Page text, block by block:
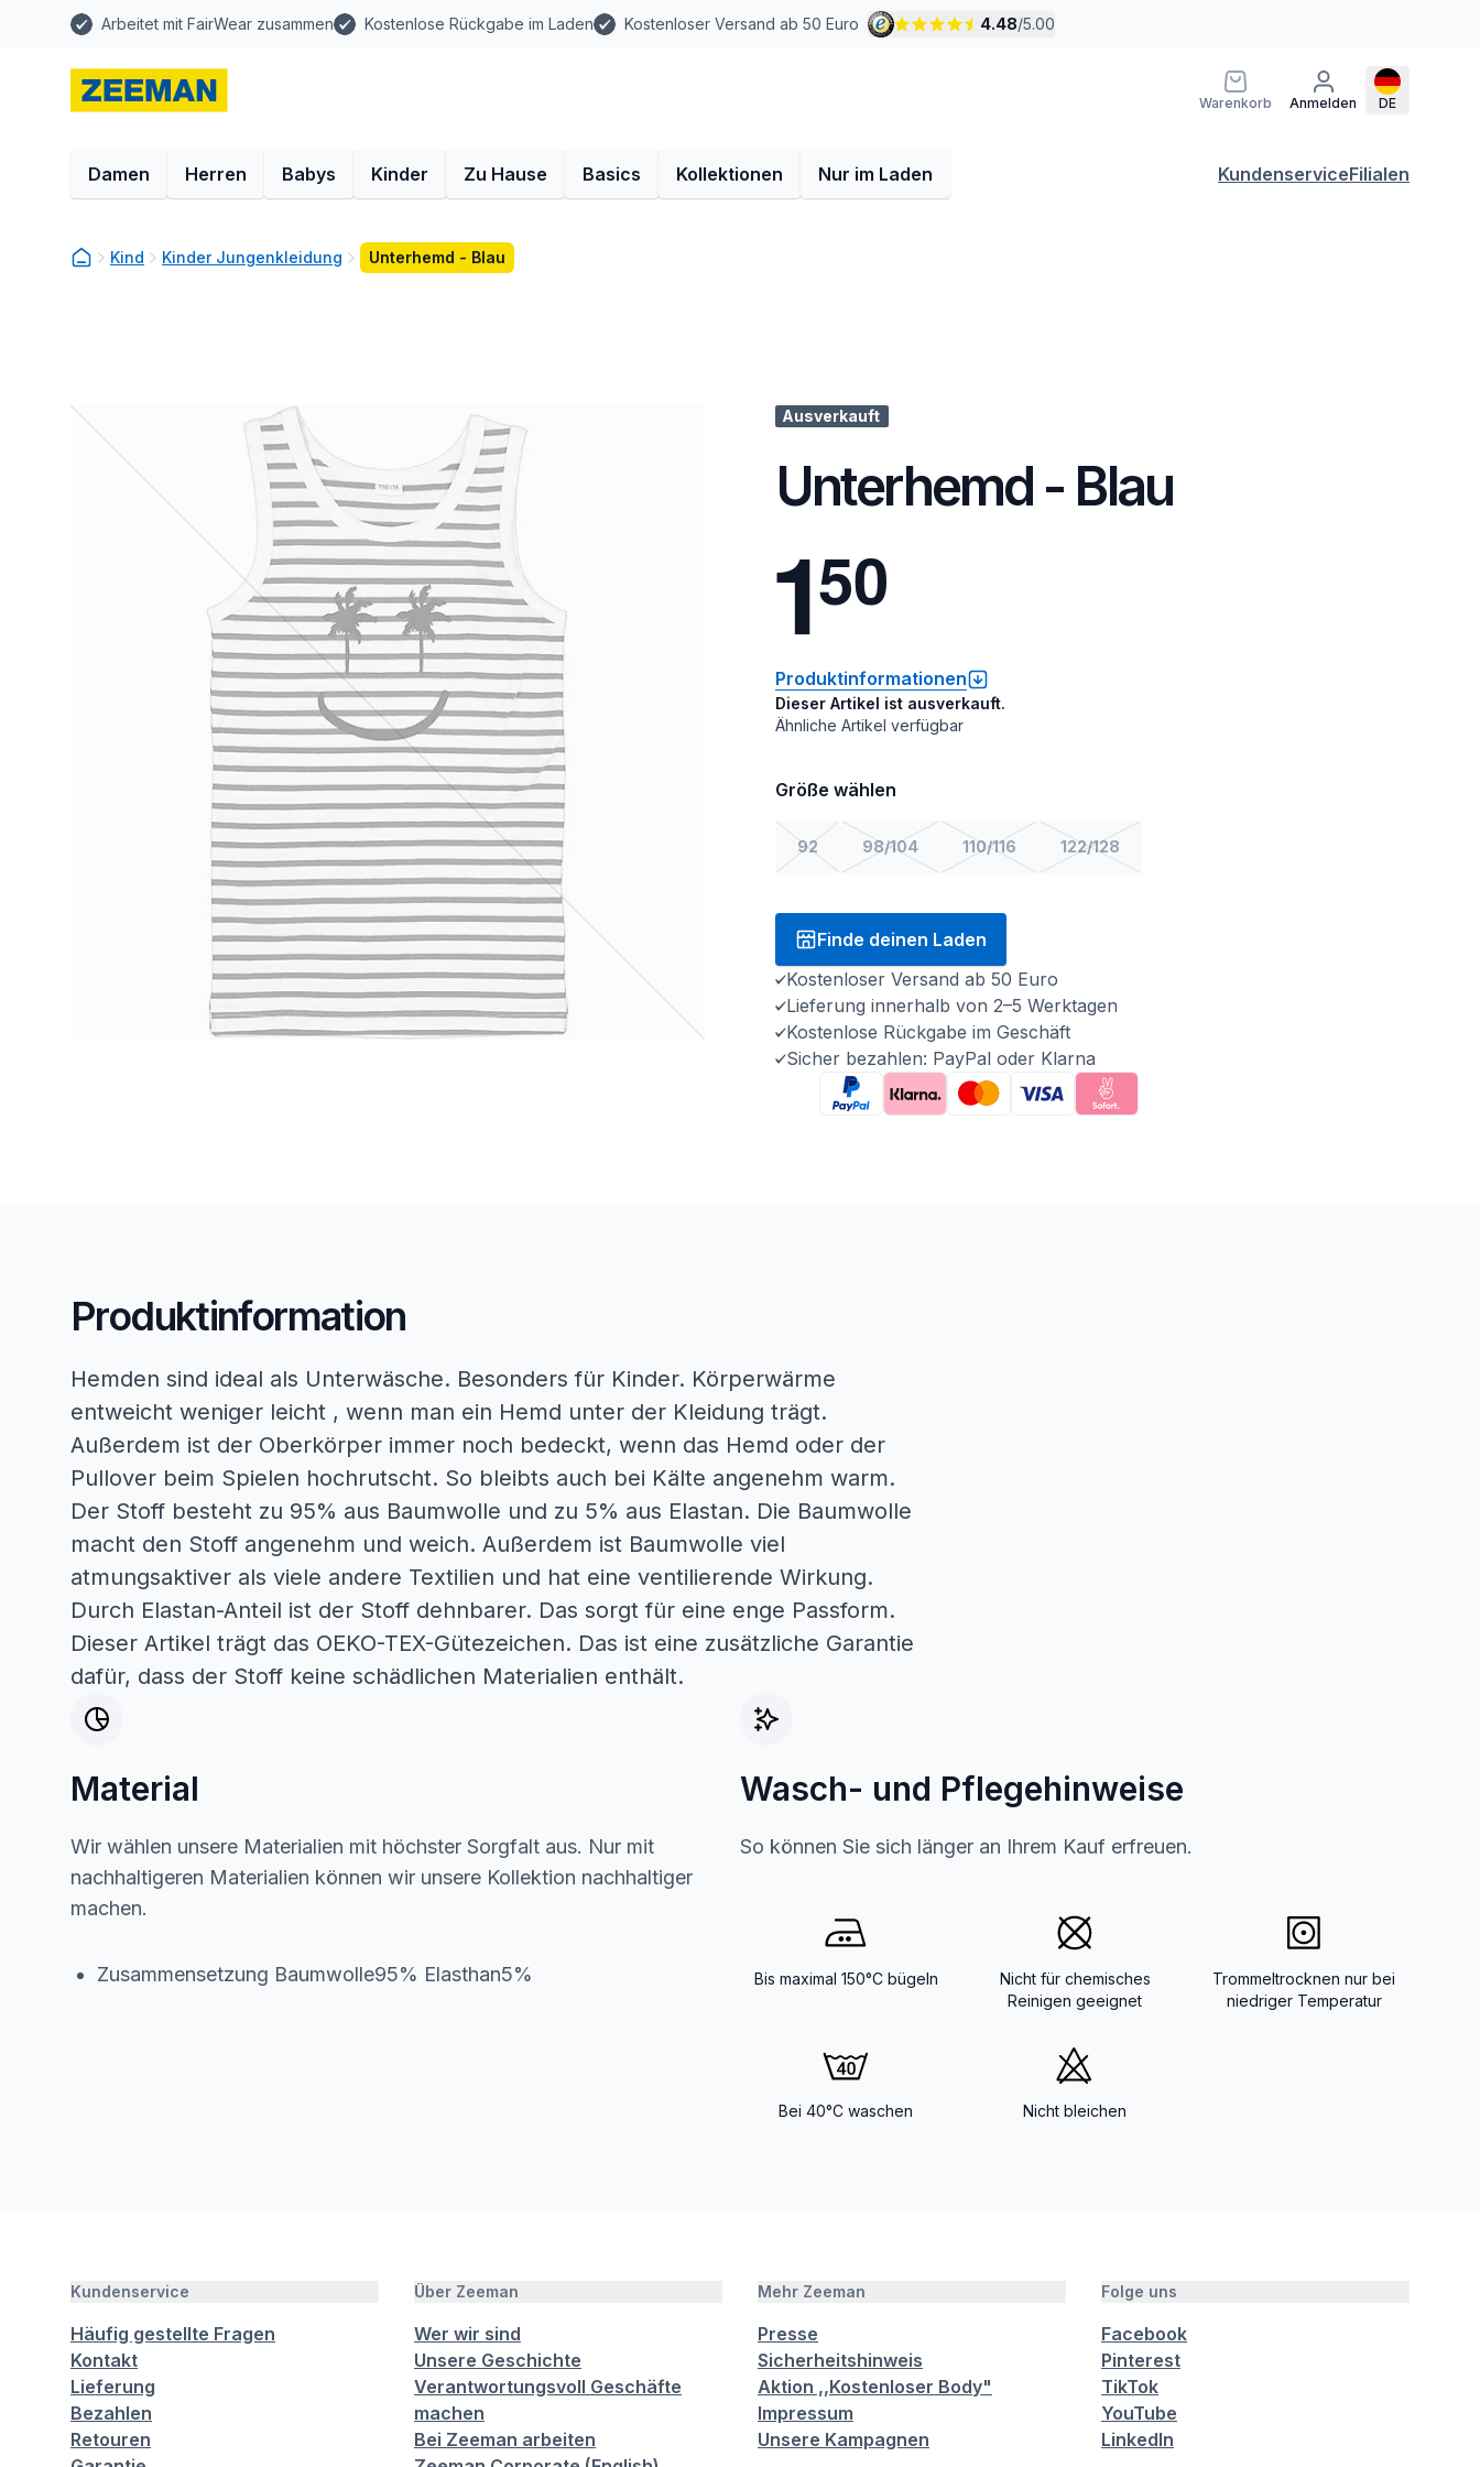
Arbeitet mit FairWear zusammen Kostenlose Rückgabe im Laden Kostenloser Versand ab 50 Euro 4.48/5.00
Warenkorb Anmelden DE
Damen Herren Babys Kinder Zu Hause Basics Kollektionen Nur im Laden KundenserviceFilialen
Kind Kinder Jungenkleidung Unterhemd - Blau
Ausverkauft
Unterhemd - Blau
150
Produktinformationen
Dieser Artikel ist ausverkauft.
Ähnliche Artikel verfügbar
Größe wählen
92 98/104 110/116 122/128
Finde deinen Laden
Kostenloser Versand ab 50 Euro
Lieferung innerhalb von 2–5 Werktagen
Kostenlose Rückgabe im Geschäft
Sicher bezahlen: PayPal oder Klarna
Produktinformation
Hemden sind ideal als Unterwäsche. Besonders für Kinder. Körperwärme
entweicht weniger leicht , wenn man ein Hemd unter der Kleidung trägt.
Außerdem ist der Oberkörper immer noch bedeckt, wenn das Hemd oder der
Pullover beim Spielen hochrutscht. So bleibts auch bei Kälte angenehm warm.
Der Stoff besteht zu 95% aus Baumwolle und zu 5% aus Elastan. Die Baumwolle
macht den Stoff angenehm und weich. Außerdem ist Baumwolle viel
atmungsaktiver als viele andere Textilien und hat eine ventilierende Wirkung.
Durch Elastan-Anteil ist der Stoff dehnbarer. Das sorgt für eine enge Passform.
Dieser Artikel trägt das OEKO-TEX-Gütezeichen. Das ist eine zusätzliche Garantie
dafür, dass der Stoff keine schädlichen Materialien enthält.
Material
Wir wählen unsere Materialien mit höchster Sorgfalt aus. Nur mit
nachhaltigeren Materialien können wir unsere Kollektion nachhaltiger
machen.
Zusammensetzung Baumwolle95% Elasthan5%
Wasch- und Pflegehinweise
So können Sie sich länger an Ihrem Kauf erfreuen.
Bis maximal 150°C bügeln
Nicht für chemisches
Reinigen geeignet
Trommeltrocknen nur bei
niedriger Temperatur
Bei 40°C waschen Nicht bleichen
Kundenservice
Häufig gestellte Fragen
Kontakt
Lieferung
Bezahlen
Retouren
Über Zeeman
Wer wir sind
Unsere Geschichte
Verantwortungsvoll Geschäfte
machen
Bei Zeeman arbeiten
Mehr Zeeman
Presse
Sicherheitshinweis
Aktion ,,Kostenloser Body"
Impressum
Unsere Kampagnen
Folge uns
Facebook
Pinterest
TikTok
YouTube
LinkedIn